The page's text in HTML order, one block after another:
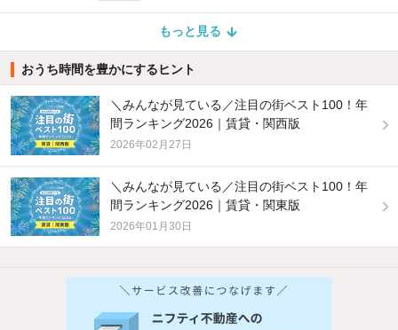
もっと見る
おうち時間を豊かにするヒント
＼みんなが見ている／注目の街ベスト100！年
間ランキング2026｜賃貸・関西版
2026年02月27日
＼みんなが見ている／注目の街ベスト100！年
間ランキング2026｜賃貸・関東版
2026年01月30日